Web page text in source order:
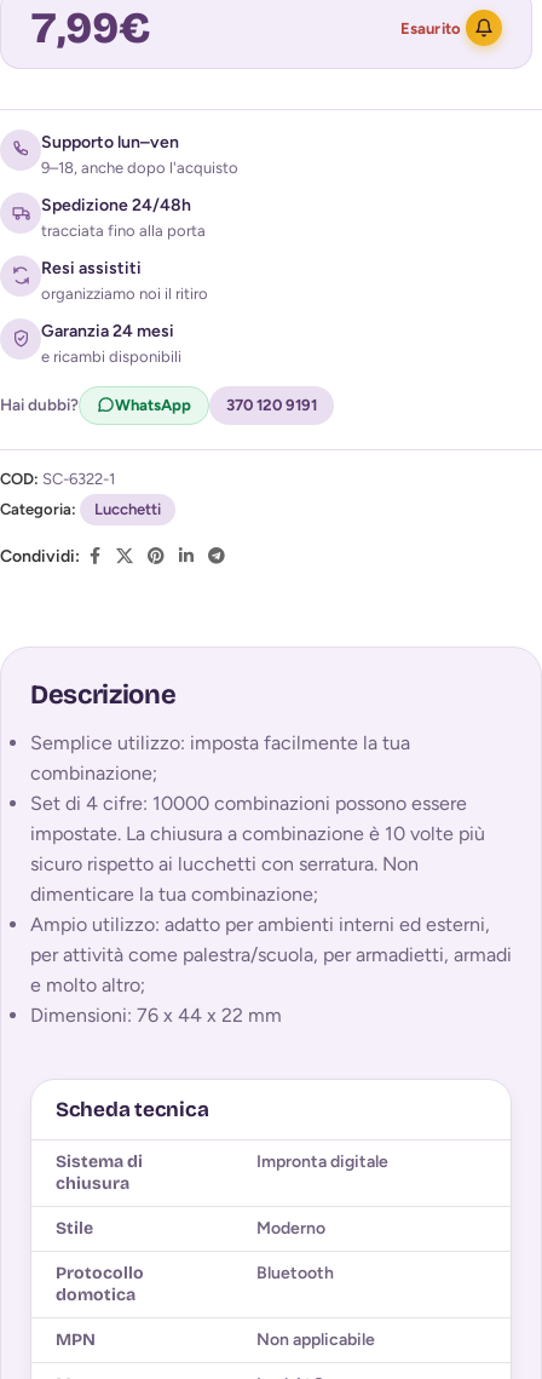
7,99€ Esaurito
Acconsento al trattamento dei miei dati per ricevere
l'avviso di disponibilità (
Privacy Policy)
Supporto lun–ven
9–18, anche dopo l'acquisto
Spedizione 24/48h
tracciata fino alla porta
Resi assistiti
organizziamo noi il ritiro
Garanzia 24 mesi
e ricambi disponibili
Hai dubbi? WhatsApp 370 120 9191
COD: SC-6322-1
Categoria:
Lucchetti
Condividi:
Descrizione
Semplice utilizzo: imposta facilmente la tua
combinazione;
Set di 4 cifre: 10000 combinazioni possono essere
impostate. La chiusura a combinazione è 10 volte più
sicuro rispetto ai lucchetti con serratura. Non
dimenticare la tua combinazione;
Ampio utilizzo: adatto per ambienti interni ed esterni,
per attività come palestra/scuola, per armadietti, armadi
e molto altro;
Dimensioni: 76 x 44 x 22 mm
Scheda tecnica
Sistema di
chiusura
Impronta digitale
Stile Moderno
Protocollo
domotica
Bluetooth
MPN Non applicabile